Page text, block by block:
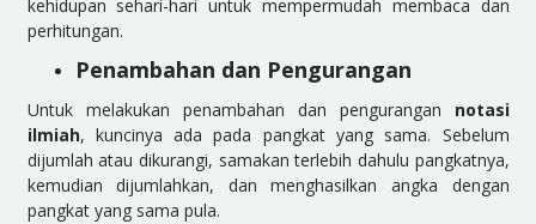
kehidupan sehari-hari untuk mempermudah membaca dan
perhitungan.
Penambahan dan Pengurangan
Untuk melakukan penambahan dan pengurangan notasi
ilmiah, kuncinya ada pada pangkat yang sama. Sebelum
dijumlah atau dikurangi, samakan terlebih dahulu pangkatnya,
kemudian dijumlahkan, dan menghasilkan angka dengan
pangkat yang sama pula.